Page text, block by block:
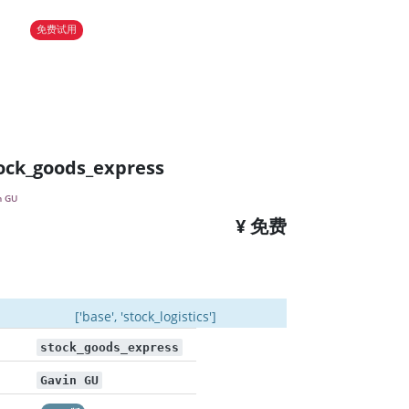
免费试用
GU
¥ 免费
['base', 'stock_logistics']
stock_goods_express
Gavin GU